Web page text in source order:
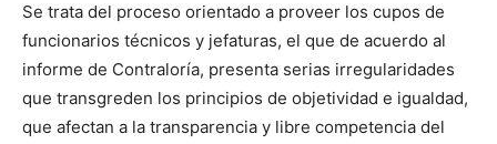
Se trata del proceso orientado a proveer los cupos de
funcionarios técnicos y jefaturas, el que de acuerdo al
informe de Contraloría, presenta serias irregularidades
que transgreden los principios de objetividad e igualdad,
que afectan a la transparencia y libre competencia del